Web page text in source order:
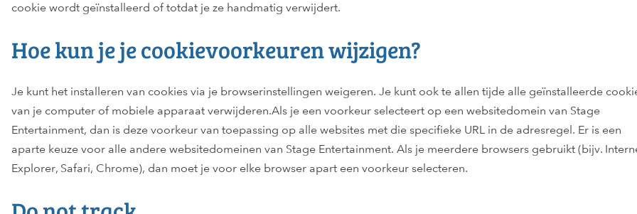
cookie wordt geïnstalleerd of totdat je ze handmatig verwijdert.
Hoe kun je je cookievoorkeuren wijzigen?
Je kunt het installeren van cookies via je browserinstellingen weigeren. Je kunt ook te allen tijde alle geïnstalleerde
van je computer of mobiele apparaat verwijderen.Als je een voorkeur selecteert op een websitedomein van Stage
Entertainment, dan is deze voorkeur van toepassing op alle websites met die specifieke URL in de adresregel. Er is een
aparte keuze voor alle andere websitedomeinen van Stage Entertainment. Als je meerdere browsers gebruikt (bijv.
Explorer, Safari, Chrome), dan moet je voor elke browser apart een voorkeur selecteren.